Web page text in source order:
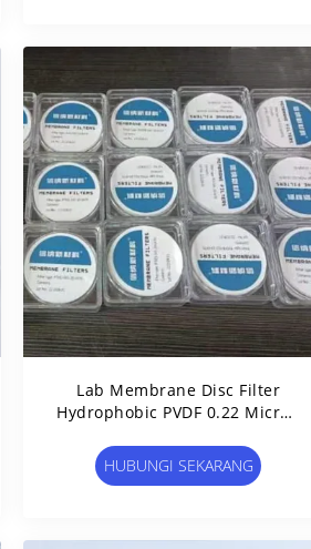
Lab Membrane Disc Filter
Hydrophobic PVDF 0.22 Micron
HUBUNGI SEKARANG